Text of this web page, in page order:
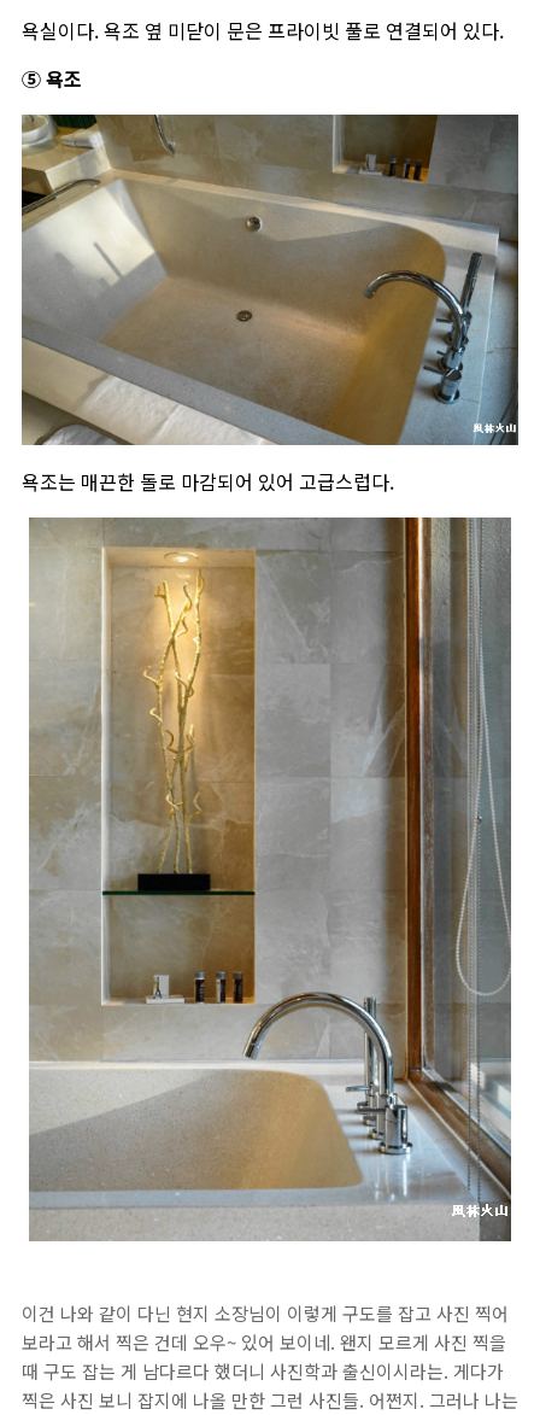
욕실이다. 욕조 옆 미닫이 문은 프라이빗 풀로 연결되어 있다.
⑤ 욕조
욕조는 매끈한 돌로 마감되어 있어 고급스럽다.
이건 나와 같이 다닌 현지 소장님이 이렇게 구도를 잡고 사진 찍어
보라고 해서 찍은 건데 오우~ 있어 보이네. 왠지 모르게 사진 찍을
때 구도 잡는 게 남다르다 했더니 사진학과 출신이시라는. 게다가
찍은 사진 보니 잡지에 나올 만한 그런 사진들. 어쩐지. 그러나 나는